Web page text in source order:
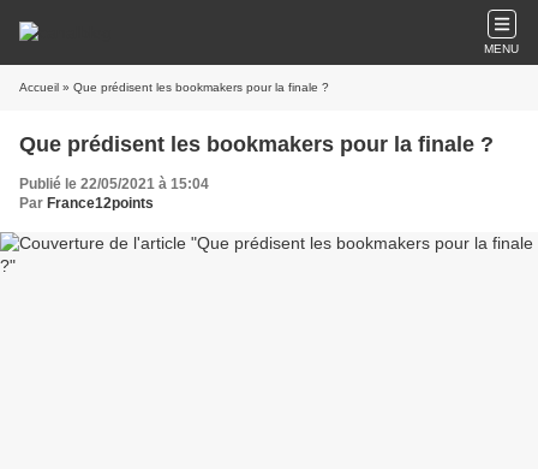
MENU
Accueil » Que prédisent les bookmakers pour la finale ?
Que prédisent les bookmakers pour la finale ?
Publié le 22/05/2021 à 15:04
Par France12points